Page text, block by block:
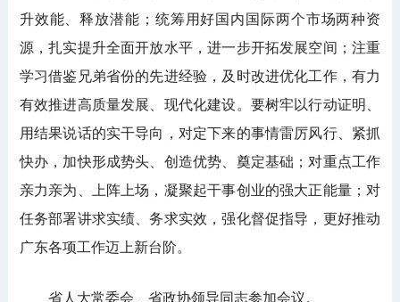
升效能、释放潜能；统筹用好国内国际两个市场两种资
源，扎实提升全面开放水平，进一步开拓发展空间；注重
学习借鉴兄弟省份的先进经验，及时改进优化工作，有力
有效推进高质量发展、现代化建设。要树牢以行动证明、
用结果说话的实干导向，对定下来的事情雷厉风行、紧抓
快办，加快形成势头、创造优势、奠定基础；对重点工作
亲力亲为、上阵上场，凝聚起干事创业的强大正能量；对
任务部署讲求实绩、务求实效，强化督促指导，更好推动
广东各项工作迈上新台阶。
省人大常委会、省政协领导同志参加会议。